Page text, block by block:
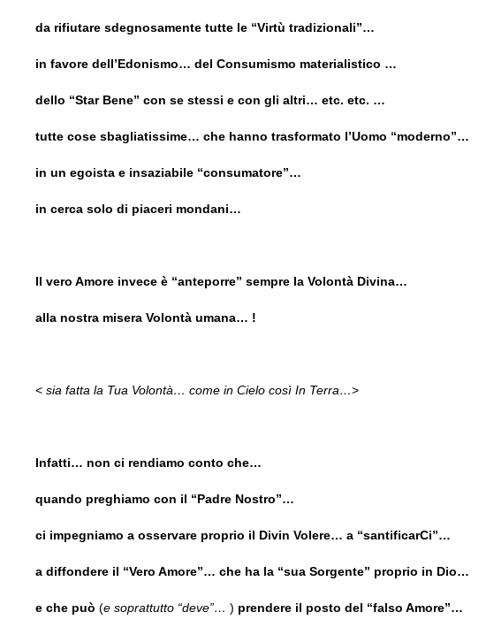
da rifiutare sdegnosamente tutte le “Virtù tradizionali”…
in favore dell’Edonismo… del Consumismo materialistico …
dello “Star Bene” con se stessi e con gli altri… etc. etc. …
tutte cose sbagliatissime… che hanno trasformato l’Uomo “moderno”…
in un egoista e insaziabile “consumatore”…
in cerca solo di piaceri mondani…
Il vero Amore invece è “anteporre” sempre la Volontà Divina…
alla nostra misera Volontà umana… !
< sia fatta la Tua Volontà… come in Cielo così In Terra…>
Infatti… non ci rendiamo conto che…
quando preghiamo con il “Padre Nostro”…
ci impegniamo a osservare proprio il Divin Volere… a “santificarCi”…
a diffondere il “Vero Amore”… che ha la “sua Sorgente” proprio in Dio…
e che può (e soprattutto “deve”… ) prendere il posto del “falso Amore”…